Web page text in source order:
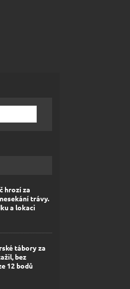
hrozí za
trávy.
a lokaci
tábory za
bez
12 bodů